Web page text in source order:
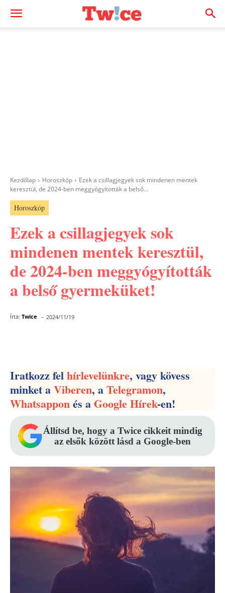
Kezdőlap Horoszkóp
Ezek a csillagjegyek sok mindenen mentek
keresztül, de 2024-ben meggyógyították a belső...
Horoszkóp
Ezek a csillagjegyek sok
mindenen mentek keresztül,
de 2024-ben meggyógyították
a belső gyermeküket!
Írta: Twice - 2024/11/19
Iratkozz felhírlevelünkre, vagy kövess
minket aViberen, aTelegramon,
Whatsapponés aGoogle Hírek-en!
Állítsd be, hogy a Twice cikkeit mindig
az elsők között lásd a Google-ben